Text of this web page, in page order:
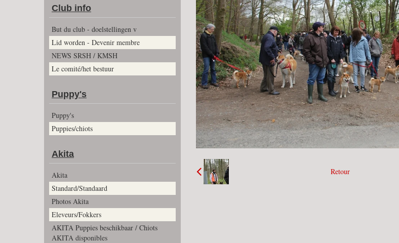
Club info
But du club - doelstellingen v
Lid worden - Devenir membre
NEWS SRSH / KMSH
Le comité/het bestuur
Puppy's
Puppy's
Puppies/chiots
Akita
Akita
Standard/Standaard
Photos Akita
Eleveurs/Fokkers
AKITA Puppies beschikbaar / Chiots
AKITA disponibles
Retour